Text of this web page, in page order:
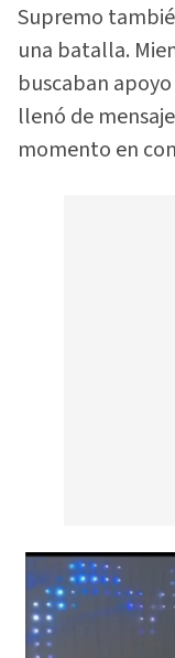
Supremo
una batalla.
buscaban
llenó de
momento en